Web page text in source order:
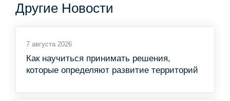
Другие Новости
7 августа 2026
Как научиться принимать решения,
которые определяют развитие территорий